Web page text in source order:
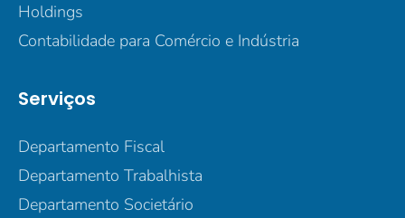
Holdings
Contabilidade para Comércio e Indústria
Serviços
Departamento Fiscal
Departamento Trabalhista
Departamento Societário